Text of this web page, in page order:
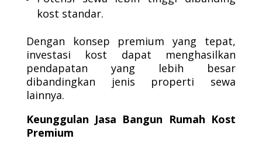
kost standar.
Dengan konsep premium yang tepat,
investasi kost dapat menghasilkan
pendapatan yang lebih besar
dibandingkan jenis properti sewa
lainnya.
Keunggulan Jasa Bangun Rumah Kost
Premium